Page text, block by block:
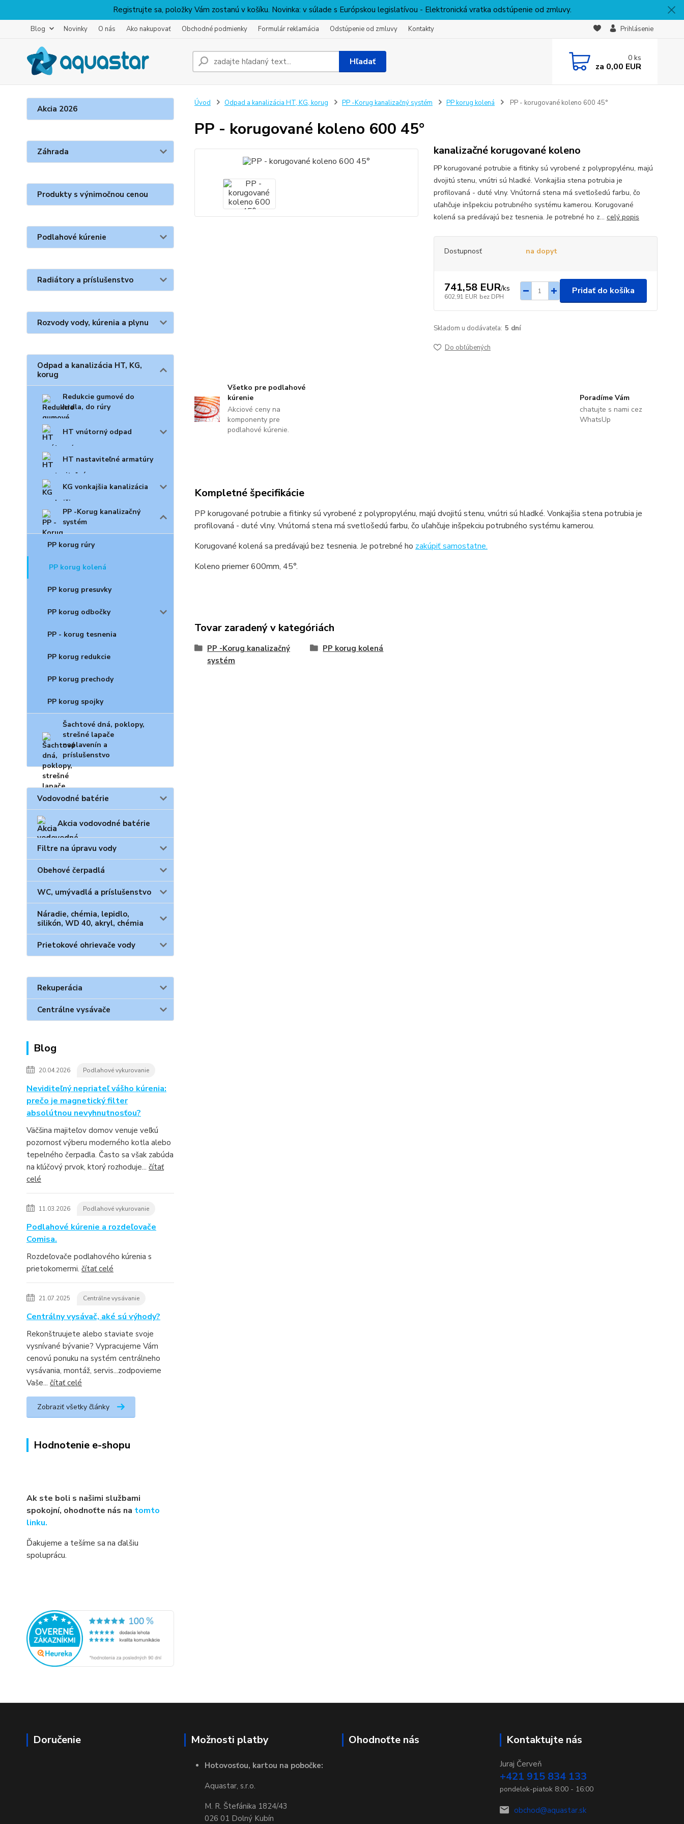
Registrujte sa, položky Vám zostanú v košíku. Novinka: v súlade s Európskou legislatívou - Elektronická vratka odstúpenie od zmluvy.
Blog Novinky O nás Ako nakupovať Obchodné podmienky Formulár reklamácia Odstúpenie od zmluvy Kontakty Prihlásenie
Hľadať 0 ks
za 0,00 EUR
Akcia 2026
Záhrada
Produkty s výnimočnou cenou
Podlahové kúrenie
Radiátory a príslušenstvo
Rozvody vody, kúrenia a plynu
Odpad a kanalizácia HT, KG,
korug
Redukcie gumové do
hrdla, do rúry
HT vnútorný odpad
HT nastaviteľné armatúry
KG vonkajšia kanalizácia
PP -Korug kanalizačný
systém
PP korug rúry
PP korug kolená
PP korug presuvky
PP korug odbočky
PP - korug tesnenia
PP korug redukcie
PP korug prechody
PP korug spojky
Šachtové dná, poklopy,
strešné lapače
naplavenín a
príslušenstvo
Vodovodné batérie
Akcia vodovodné batérie
Filtre na úpravu vody
Obehové čerpadlá
WC, umývadlá a príslušenstvo
Náradie, chémia, lepidlo,
silikón, WD 40, akryl, chémia
Prietokové ohrievače vody
Rekuperácia
Centrálne vysávače
Blog
20.04.2026 Podlahové vykurovanie
Neviditeľný nepriateľ vášho kúrenia:
prečo je magnetický filter
absolútnou nevyhnutnosťou?
Väčšina majiteľov domov venuje veľkú
pozornosť výberu moderného kotla alebo
tepelného čerpadla. Často sa však zabúda
na kľúčový prvok, ktorý rozhoduje... čítať
celé
11.03.2026 Podlahové vykurovanie
Podlahové kúrenie a rozdeľovače
Comisa.
Rozdeľovače podlahového kúrenia s
prietokomermi. čítať celé
21.07.2025 Centrálne vysávanie
Centrálny vysávač, aké sú výhody?
Rekonštruujete alebo staviate svoje
vysnívané bývanie? Vypracujeme Vám
cenovú ponuku na systém centrálneho
vysávania, montáž, servis...zodpovieme
Vaše... čítať celé
Zobraziť všetky články
Hodnotenie e-shopu
Ak ste boli s našimi službami
spokojní, ohodnoťte nás na tomto
linku.
Ďakujeme a tešíme sa na ďalšiu
spoluprácu.
Úvod Odpad a kanalizácia HT, KG, korug PP -Korug kanalizačný systém PP korug kolená PP - korugované koleno 600 45°
PP - korugované koleno 600 45°
kanalizačné korugované koleno
PP korugované potrubie a fitinky sú vyrobené z polypropylénu, majú
dvojitú stenu, vnútri sú hladké. Vonkajšia stena potrubia je
profilovaná - duté vlny. Vnútorná stena má svetlošedú farbu, čo
uľahčuje inšpekciu potrubného systému kamerou. Korugované
kolená sa predávajú bez tesnenia. Je potrebné ho z... celý popis
Dostupnosť na dopyt
741,58 EUR/ks
602,91 EUR bez DPH
Pridať do košíka
Skladom u dodávateľa: 5 dní
Do obľúbených
Všetko pre podlahové
kúrenie
Akciové ceny na
komponenty pre
podlahové kúrenie.
Poradíme Vám
chatujte s nami cez
WhatsUp
Kompletné špecifikácie
PP korugované potrubie a fitinky sú vyrobené z polypropylénu, majú dvojitú stenu, vnútri sú hladké. Vonkajšia stena potrubia je
profilovaná - duté vlny. Vnútorná stena má svetlošedú farbu, čo uľahčuje inšpekciu potrubného systému kamerou.
Korugované kolená sa predávajú bez tesnenia. Je potrebné ho zakúpiť samostatne.
Koleno priemer 600mm, 45°.
Tovar zaradený v kategóriách
PP -Korug kanalizačný
systém
PP korug kolená
Doručenie Možnosti platby
Hotovosťou, kartou na pobočke:
Aquastar, s.r.o.
M. R. Štefánika 1824/43
026 01 Dolný Kubín
Ohodnoťte nás Kontaktujte nás
Juraj Červeň
+421 915 834 133
pondelok-piatok 8:00 - 16:00
obchod@aquastar.sk